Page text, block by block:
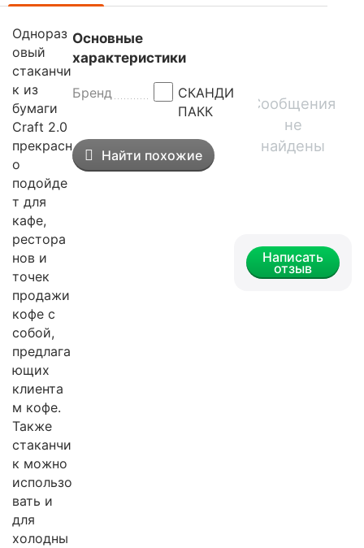
Однораз
овый
стаканчи
к из
бумаги
Craft 2.0
прекрасн
о
подойде
т для
кафе,
рестора
нов и
точек
продажи
кофе с
собой,
предлага
ющих
клиента
м кофе.
Также
стаканчи
к можно
использо
вать и
для
холодны
Основные
характеристики
Бренд
СКАНДИ
ПАКК
Найти похожие
Сообщения
не
найдены
Написать
отзыв